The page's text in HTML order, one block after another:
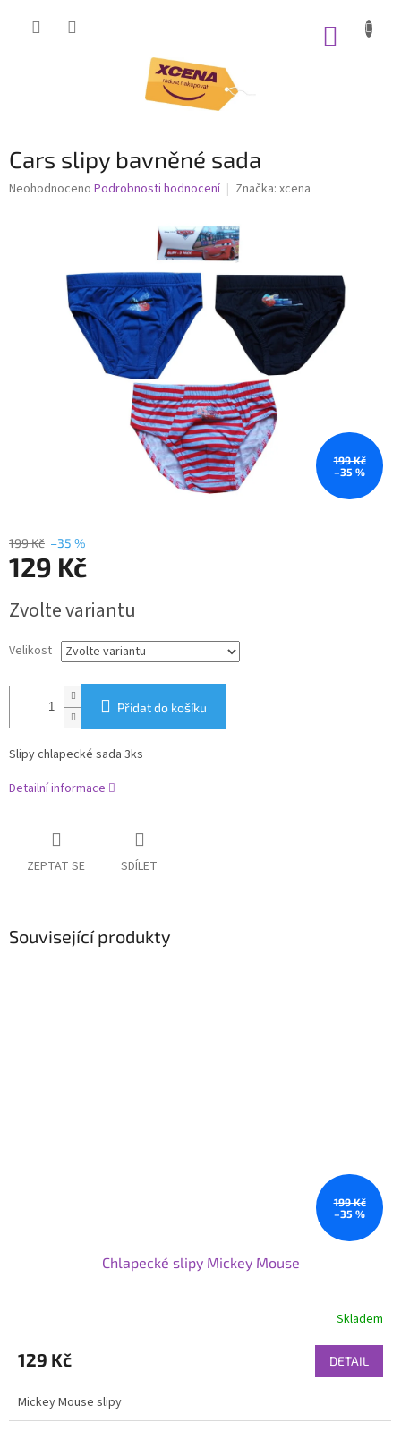
Cars slipy bavněné sada
Průměrné
Neohodnoceno Podrobnosti hodnocení Značka: xcena
199 Kč
–35 %
199 Kč –35 %
129 Kč
cena:
Zvolte variantu
Velikost
Přidat do košíku
Slipy chlapecké sada 3ks
Detailní informace
ZEPTAT SE SDÍLET
Související produkty
199 Kč
–35 %
Chlapecké slipy Mickey Mouse
Skladem
129 Kč DETAIL
Mickey Mouse slipy